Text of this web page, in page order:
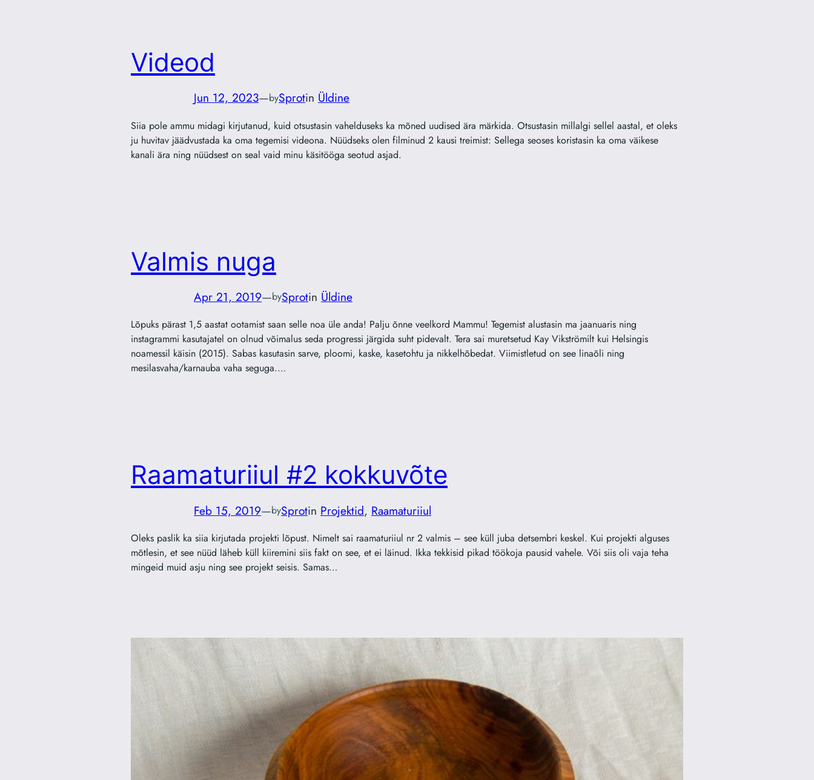
Videod
Jun 12, 2023—bySprotin Üldine
Siia pole ammu midagi kirjutanud, kuid otsustasin vahelduseks ka mõned uudised ära märkida. Otsustasin millalgi sellel aastal, et oleks
ju huvitav jäädvustada ka oma tegemisi videona. Nüüdseks olen filminud 2 kausi treimist: Sellega seoses koristasin ka oma väikese
kanali ära ning nüüdsest on seal vaid minu käsitööga seotud asjad.
Valmis nuga
Apr 21, 2019—bySprotin Üldine
Lõpuks pärast 1,5 aastat ootamist saan selle noa üle anda! Palju õnne veelkord Mammu! Tegemist alustasin ma jaanuaris ning
instagrammi kasutajatel on olnud võimalus seda progressi järgida suht pidevalt. Tera sai muretsetud Kay Vikströmilt kui Helsingis
noamessil käisin (2015). Sabas kasutasin sarve, ploomi, kaske, kasetohtu ja nikkelhõbedat. Viimistletud on see linaõli ning
mesilasvaha/karnauba vaha seguga.…
Raamaturiiul #2 kokkuvõte
Feb 15, 2019—bySprotin Projektid, Raamaturiiul
Oleks paslik ka siia kirjutada projekti lõpust. Nimelt sai raamaturiiul nr 2 valmis – see küll juba detsembri keskel. Kui projekti alguses
mõtlesin, et see nüüd läheb küll kiiremini siis fakt on see, et ei läinud. Ikka tekkisid pikad töökoja pausid vahele. Või siis oli vaja teha
mingeid muid asju ning see projekt seisis. Samas…